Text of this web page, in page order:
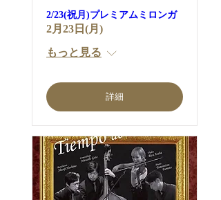
2/23(祝月)プレミアムミロンガ
2月23日(月)
もっと見る
詳細